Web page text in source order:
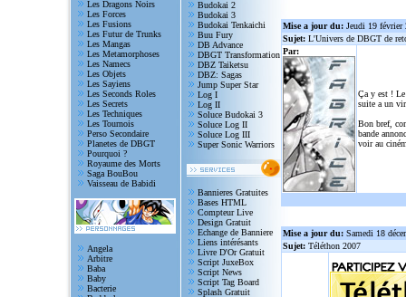
Les Dragons Noirs
Les Forces
Les Fusions
Les Futur de Trunks
Les Mangas
Les Metamorphoses
Les Namecs
Les Objets
Les Sayiens
Les Seconds Roles
Les Secrets
Les Techniques
Les Tournois
Perso Secondaire
Planetes de DBGT
Pourquoi ?
Royaume des Morts
Saga BouBou
Vaisseau de Babidi
Angela
Arbitre
Baba
Baby
Bacterie
Budokai 2
Budokai 3
Budokai Tenkaichi
Buu Fury
DB Advance
DBGT Transformation
DBZ Taiketsu
DBZ: Sagas
Jump Super Star
Log I
Log II
Soluce Budokai 3
Soluce Log II
Soluce Log III
Super Sonic Warriors
Bannieres Gratuites
Bases HTML
Compteur Live
Design Gratuit
Echange de Banniere
Liens intérésants
Livre D'Or Gratuit
Script JuxeBox
Script News
Script Tag Board
Splash Gratuit
Mise a jour du: Jeudi 19 février
Sujet: L'Univers de DBGT de
Par:
Ça y est !
suite a un
Bon bref,
bande
voir au
Mise a jour du: Samedi 18
Sujet: Téléthon 2007